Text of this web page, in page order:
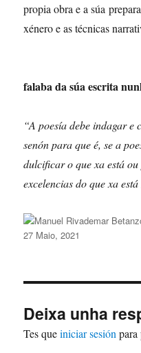
propia obra e a súa
xénero e as técnicas
falaba da súa escrita
“A poesía debe indagar e
senón para que é, se a
dulcificar o que xa está
excelencias do que xa
27 Maio, 2021
Deixa unha
Tes queiniciar sesión para